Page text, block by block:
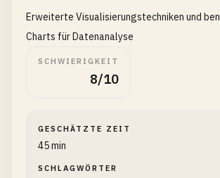
Erweiterte Visualisierungstechniken und
Charts für Datenanalyse
SCHWIERIGKEIT
8/10
GESCHÄTZTE ZEIT
45 min
SCHLAGWÖRTER